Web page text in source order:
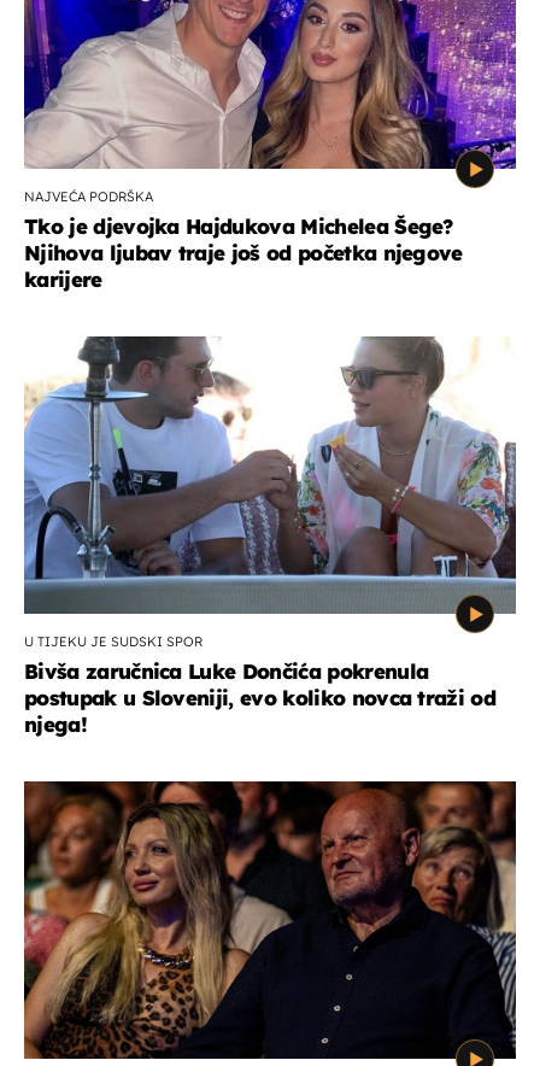
NAJVEĆA PODRŠKA
Tko je djevojka Hajdukova Michelea Šege?
Njihova ljubav traje još od početka njegove
karijere
U TIJEKU JE SUDSKI SPOR
Bivša zaručnica Luke Dončića pokrenula
postupak u Sloveniji, evo koliko novca traži od
njega!